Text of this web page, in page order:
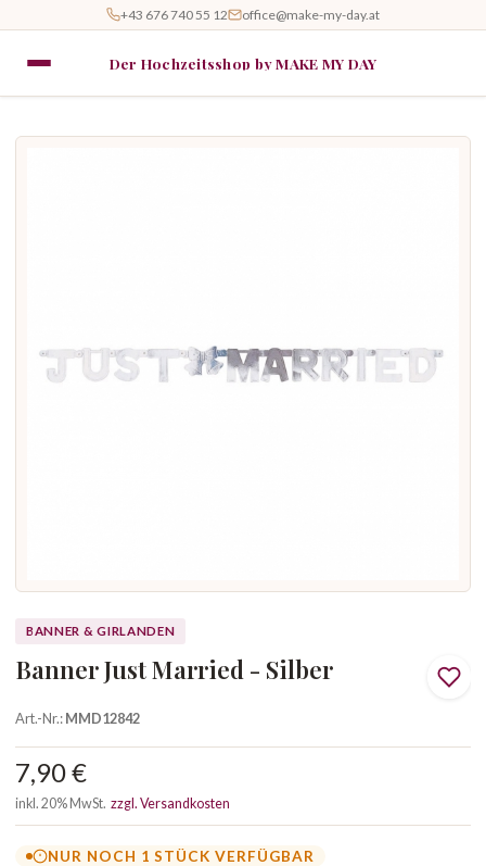
+43 676 740 55 12 office@make-my-day.at
Der Hochzeitsshop by MAKE MY DAY
BANNER & GIRLANDEN
Banner Just Married - Silber
Art.-Nr.:MMD12842
7,90 €
inkl. 20% MwSt. zzgl. Versandkosten
NUR NOCH 1 STÜCK VERFÜGBAR